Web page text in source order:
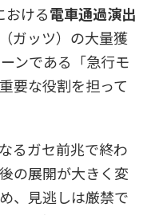
おける電車通過演出
ガッツ）の大量獲
ンである 「急行モ
重要な役割を担って
るガセ前兆で終わ
の展開が大きく変
、見逃しは厳禁で